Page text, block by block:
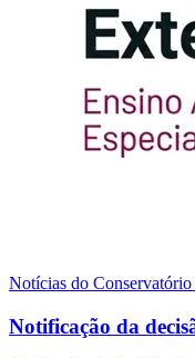
Notícias do Conservatório
Notificação da